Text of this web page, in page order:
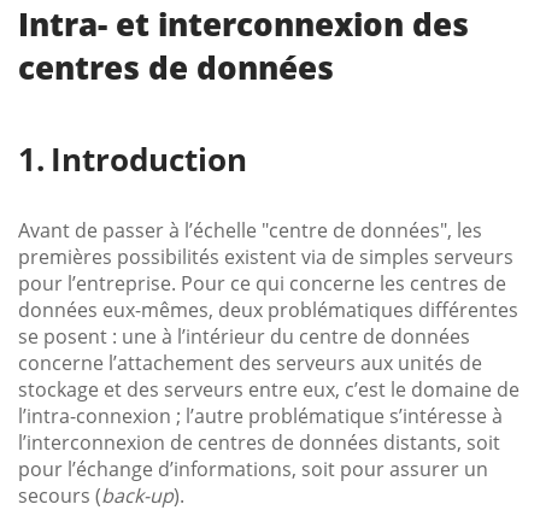
Intra- et interconnexion des
centres de données
Introduction
Avant de passer à l’échelle "centre de données", les
premières possibilités existent via de simples serveurs
pour l’entreprise. Pour ce qui concerne les centres de
données eux-mêmes, deux problématiques différentes
se posent : une à l’intérieur du centre de données
concerne l’attachement des serveurs aux unités de
stockage et des serveurs entre eux, c’est le domaine de
l’intra-connexion ; l’autre problématique s’intéresse à
l’interconnexion de centres de données distants, soit
pour l’échange d’informations, soit pour assurer un
secours (back-up).